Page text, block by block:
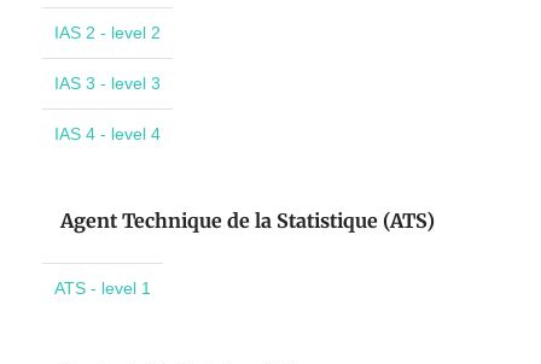
IAS 2 - level 2
IAS 3 - level 3
IAS 4 - level 4
Agent Technique de la Statistique (ATS)
ATS - level 1